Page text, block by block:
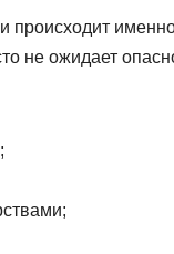
происходит
не ожидает